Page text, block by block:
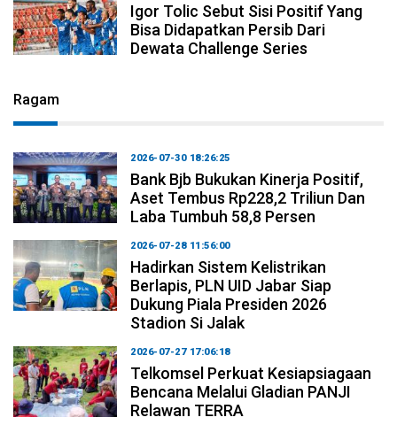
Igor Tolic Sebut Sisi Positif Yang
Bisa Didapatkan Persib Dari
Dewata Challenge Series
Ragam
2026-07-30 18:26:25
Bank Bjb Bukukan Kinerja Positif,
Aset Tembus Rp228,2 Triliun Dan
Laba Tumbuh 58,8 Persen
2026-07-28 11:56:00
Hadirkan Sistem Kelistrikan
Berlapis, PLN UID Jabar Siap
Dukung Piala Presiden 2026
Stadion Si Jalak
2026-07-27 17:06:18
Telkomsel Perkuat Kesiapsiagaan
Bencana Melalui Gladian PANJI
Relawan TERRA